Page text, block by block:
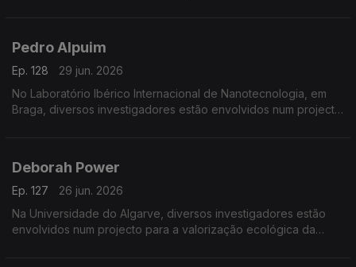
Pedro Alpuim
Ep. 128
29 jun. 2026
No Laboratório Ibérico Internacional de Nanotecnologia, em
Braga, diversos investigadores estão envolvidos num projecto
Deborah Power
Ep. 127
26 jun. 2026
Na Universidade do Algarve, diversos investigadores estão
envolvidos num projecto para a valorização ecológica da